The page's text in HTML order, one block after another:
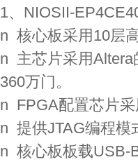
1、NIOSII-
n 核心板采用10层
n 主芯片采用Altera
360万门。
n FPGA配置芯片
n 提供JTAG编程模
n 核心板板载USB-